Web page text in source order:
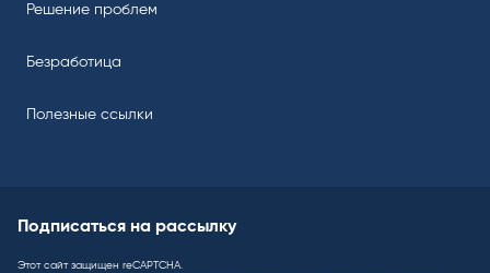
Решение проблем
Безработица
Полезные ссылки
Подписаться на рассылку
Этот сайт защищен reCAPTCHA.